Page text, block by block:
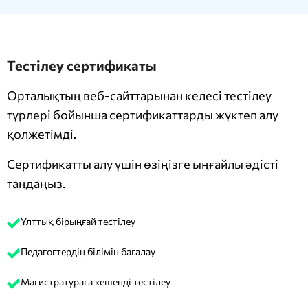
Тестілеу сертификаты
Орталықтың веб-сайттарынан келесі тестілеу
түрлері бойынша сертификаттарды жүктеп алу
қолжетімді.
Сертификатты алу үшін өзіңізге ыңғайлы әдісті
таңдаңыз.
Ұлттық бірыңғай тестілеу
Педагогтердің білімін бағалау
Магистратураға кешенді тестілеу